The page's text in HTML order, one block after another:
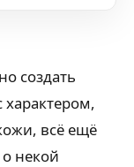
создать
всё ещё
некой